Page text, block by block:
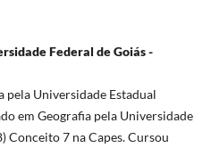
Federal de Goiás -
pela Universidade Estadual
em Geografia pela Universidade
Conceito 7 na Capes. Cursou